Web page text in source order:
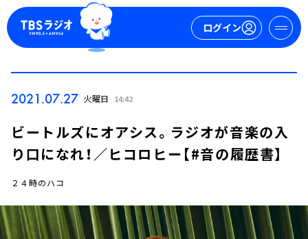
ログイン
2021.07.27 火曜日 14:42
ビートルズにオアシス。ラジオが音楽の入
り口になれ！／ヒコロヒー【#音の履歴書】
２４時のハコ